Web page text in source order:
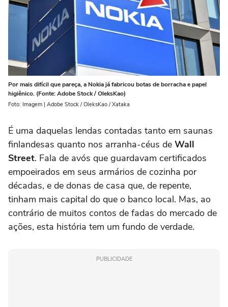
Por mais difícil que pareça, a Nokia já fabricou botas de borracha e papel
higiênico. (Fonte: Adobe Stock / OleksKao)
Foto: Imagem | Adobe Stock / OleksKao / Xataka
É uma daquelas lendas contadas tanto em saunas
finlandesas quanto nos arranha-céus de Wall
Street. Fala de avós que guardavam certificados
empoeirados em seus armários de cozinha por
décadas, e de donas de casa que, de repente,
tinham mais capital do que o banco local. Mas, ao
contrário de muitos contos de fadas do mercado de
ações, esta história tem um fundo de verdade.
PUBLICIDADE